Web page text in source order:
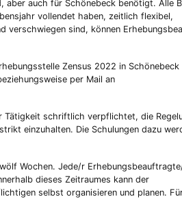
aber auch für Schönebeck benötigt. Alle
vollendet haben, zeitlich flexibel,
verschwiegen sind, können
Zensus 2022 in Schönebeck
per Mail an
Tätigkeit schriftlich verpflichtet, die
einzuhalten. Die Schulungen dazu
Wochen. Jede/r
dieses Zeitraumes kann der
selbst organisieren und planen.